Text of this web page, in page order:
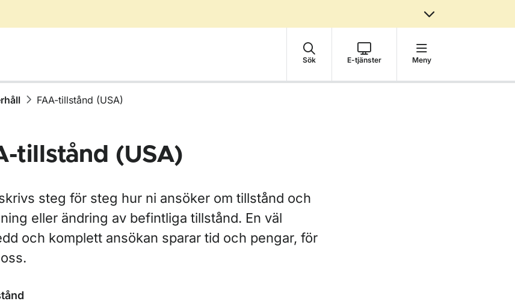
Sök E-tjänster Meny
FAA-tillstånd (USA)
tillstånd (USA)
steg för steg hur ni ansöker om tillstånd och
eller ändring av befintliga tillstånd. En väl
och komplett ansökan sparar tid och pengar, för